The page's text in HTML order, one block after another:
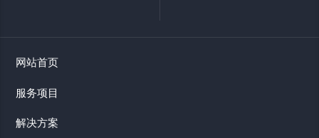
网站首页
服务项目
解决方案